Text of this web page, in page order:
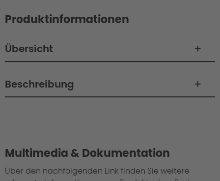
Produktinformationen
Übersicht
Beschreibung
Multimedia & Dokumentation
Über den nachfolgenden Link finden Sie weitere